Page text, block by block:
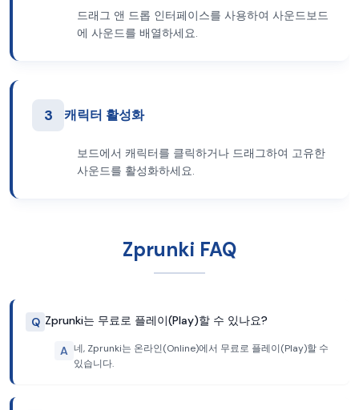
드래그 앤 드롭 인터페이스를 사용하여 사운드보드
에 사운드를 배열하세요.
3 캐릭터 활성화
보드에서 캐릭터를 클릭하거나 드래그하여 고유한
사운드를 활성화하세요.
Zprunki FAQ
Q Zprunki는 무료로 플레이(Play)할 수 있나요?
A 네, Zprunki는 온라인(Online)에서 무료로 플레이(Play)할 수
있습니다.